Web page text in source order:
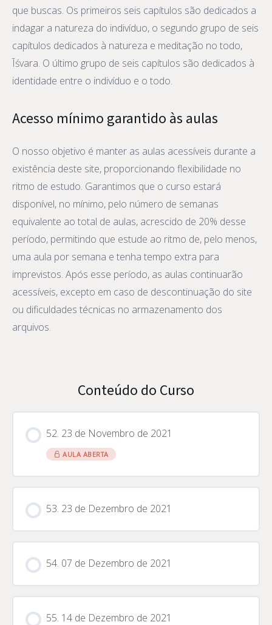
que buscas. Os primeiros seis capítulos são dedicados a
indagar a natureza do indivíduo, o segundo grupo de seis
capítulos dedicados à natureza e meditação no todo,
Īśvara. O último grupo de seis capítulos são dedicados à
identidade entre o indivíduo e o todo.
Acesso mínimo garantido às aulas
O nosso objetivo é manter as aulas acessíveis durante a
existência deste site, proporcionando flexibilidade no
ritmo de estudo. Garantimos que o curso estará
disponível, no mínimo, pelo número de semanas
equivalente ao total de aulas, acrescido de 20% desse
período, permitindo que estude ao ritmo de, pelo menos,
uma aula por semana e tenha tempo extra para
imprevistos. Após esse período, as aulas continuarão
acessíveis, excepto em caso de descontinuação do site
ou dificuldades técnicas no armazenamento dos
arquivos.
Conteúdo do Curso
52. 23 de Novembro de 2021
AULA ABERTA
53. 23 de Dezembro de 2021
54. 07 de Dezembro de 2021
55. 14 de Dezembro de 2021